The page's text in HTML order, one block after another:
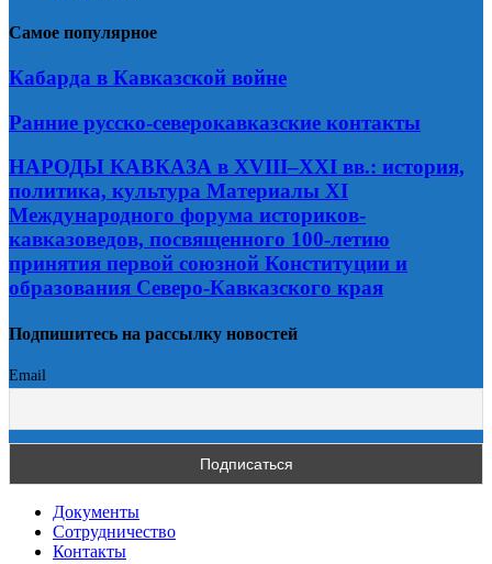
Самое популярное
Кабарда в Кавказской войне
Ранние русско-северокавказские контакты
НАРОДЫ КАВКАЗА в XVIII–XXI вв.: история,
политика, культура Материалы XI
Международного форума историков-
кавказоведов, посвященного 100-летию
принятия первой союзной Конституции и
образования Северо-Кавказского края
Подпишитесь на рассылку новостей
Email
Документы
Сотрудничество
Контакты